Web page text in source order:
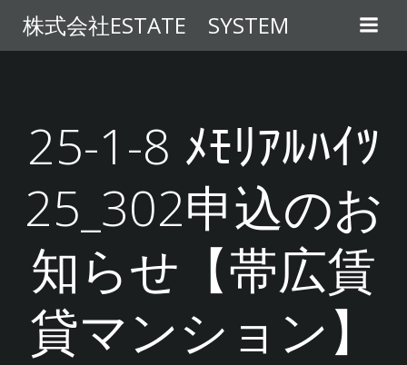
ン
テ
ス
キ
ッ
プ
株式会社ESTATE SYSTEM
25-1-8 ﾒﾓﾘｱﾙﾊｲﾂ
25_302申込のお
知らせ【帯広賃
貸マンション】